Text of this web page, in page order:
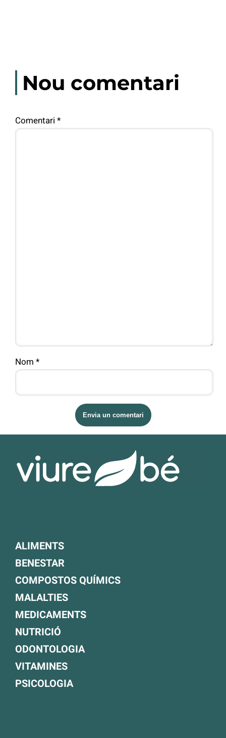
Nou comentari
Comentari *
Nom *
ALIMENTS
BENESTAR
COMPOSTOS QUÍMICS
MALALTIES
MEDICAMENTS
NUTRICIÓ
ODONTOLOGIA
VITAMINES
PSICOLOGIA